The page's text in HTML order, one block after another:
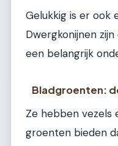
Gelukkig is er ook
Dwergkonijnen
een belangrijk
Bladgroenten:
Ze hebben vezels
groenten bieden